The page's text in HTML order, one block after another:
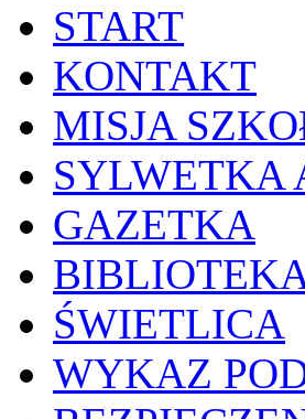
START
KONTAKT
MISJA
SYLWETKA
GAZETKA
ŚWIETLICA
WYKAZ